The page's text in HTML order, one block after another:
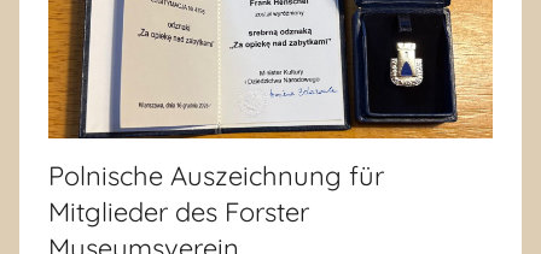
Polnische Auszeichnung für
Mitglieder des Forster